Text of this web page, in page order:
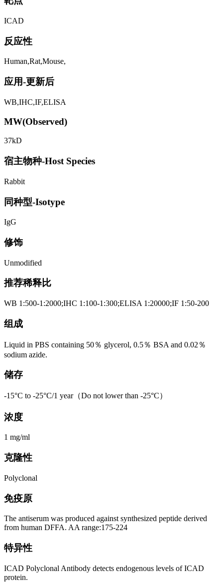
ICAD
反应性
Human,Rat,Mouse,
应用-更新后
WB,IHC,IF,ELISA
MW(Observed)
37kD
宿主物种-Host Species
Rabbit
同种型-Isotype
IgG
修饰
Unmodified
推荐稀释比
WB 1:500-1:2000;IHC 1:100-1:300;ELISA 1:20000;IF 1:50-200
组成
Liquid in PBS containing 50％ glycerol, 0.5％ BSA and 0.02％
sodium azide.
储存
-15°C to -25°C/1 year（Do not lower than -25°C）
浓度
1 mg/ml
克隆性
Polyclonal
免疫原
The antiserum was produced against synthesized peptide derived
from human DFFA. AA range:175-224
特异性
ICAD Polyclonal Antibody detects endogenous levels of ICAD
protein.